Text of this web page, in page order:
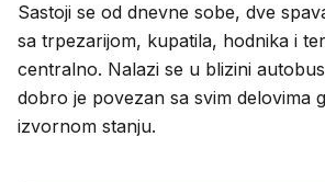
Sastoji se od dnevne sobe, dve
sa trpezarijom, kupatila, hodnika i
centralno. Nalazi se u blizini
dobro je povezan sa svim delovima
izvornom stanju.